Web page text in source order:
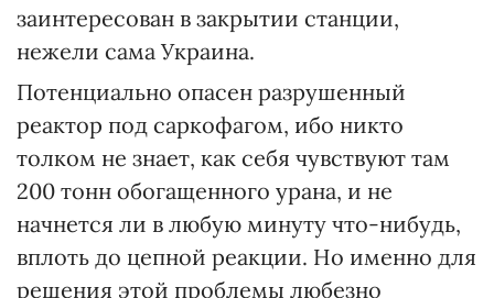
заинтересован в закрытии станции,
нежели сама Украина.
Потенциально опасен разрушенный
реактор под саркофагом, ибо никто
толком не знает, как себя чувствуют там
200 тонн обогащенного урана, и не
начнется ли в любую минуту что-нибудь,
вплоть до цепной реакции. Но именно для
решения этой проблемы любезно